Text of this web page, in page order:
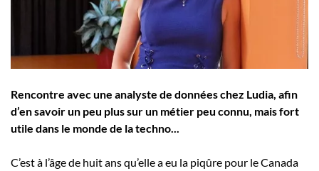
Publiez une offre d'emploi
Rencontre avec une analyste de données chez Ludia, afin
d’en savoir un peu plus sur un métier peu connu, mais fort
utile dans le monde de la techno...
C’est à l’âge de huit ans qu’elle a eu la piqûre pour le Canada